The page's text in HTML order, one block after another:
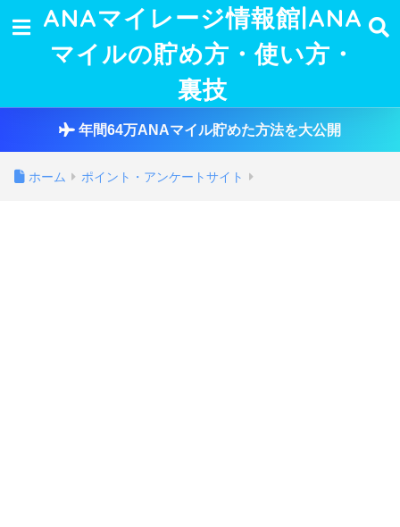
ANAマイレージ情報館|ANA
マイルの貯め方・使い方・
裏技
年間64万ANAマイル貯めた方法を大公開
ホーム ポイント・アンケートサイト